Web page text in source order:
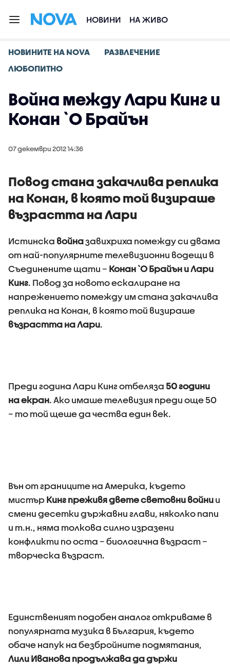
НОВИНИ НА ЖИВО
НОВИНИТЕ НА NOVA
РАЗВЛЕЧЕНИЕ
ЛЮБОПИТНО
Война между Лари Кинг и
Конан `О Брайън
07 декември 2012 14:36
Повод стана закачлива реплика
на Конан, в която той визираше
възрастта на Лари
Истинска войназавихриха помежду си двама
от най-популярните телевизионни водещи в
Съединените щати – Конан `О Брайън и Лари
Кинг. Повод за новото ескалиране на
напрежението помежду им стана закачлива
реплика на Конан, в която той визираше
възрастта на Лари.
Преди година Лари Кинг отбеляза 50 години
на екран. Ако имаше телевизия преди още 50
– то той щеше да чества един век.
Вън от границите на Америка, където
мистър Кинг преживя двете световни войни и
смени десетки държавни глави, няколко папи
и т.н., няма толкова силно изразени
конфликти по оста – биологична възраст –
творческа възраст.
Единственият подобен аналог откриваме в
популярната музика в България, където
обаче напук на безбройните подмятания,
Лили Иванова продължава да държи